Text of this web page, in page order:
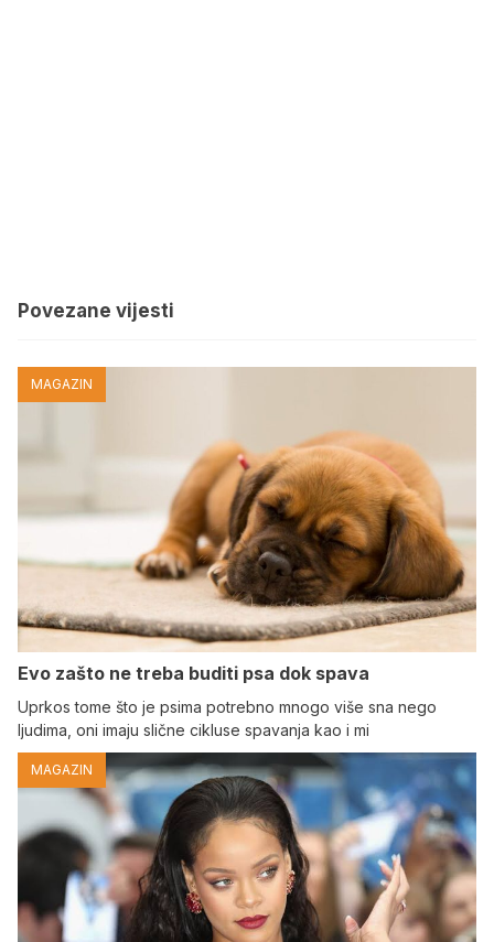
Povezane vijesti
MAGAZIN
Evo zašto ne treba buditi psa dok spava
Uprkos tome što je psima potrebno mnogo više sna nego
ljudima, oni imaju slične cikluse spavanja kao i mi
MAGAZIN